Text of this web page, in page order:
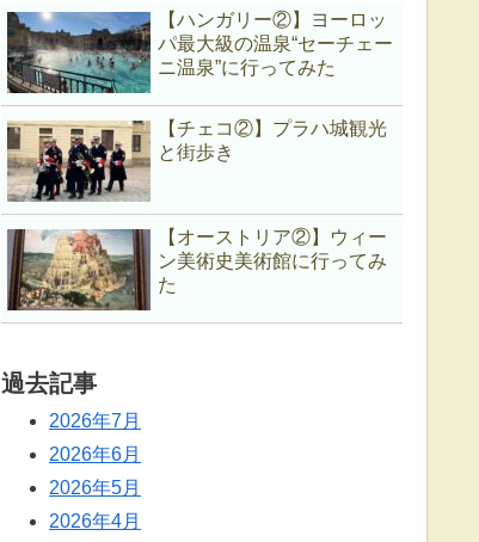
【ハンガリー②】ヨーロッ
パ最大級の温泉“セーチェー
ニ温泉”に行ってみた
【チェコ②】プラハ城観光
と街歩き
【オーストリア②】ウィー
ン美術史美術館に行ってみ
た
過去記事
2026年7月
2026年6月
2026年5月
2026年4月